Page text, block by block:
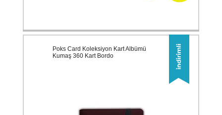
Poks Card Koleksiyon Kart Albümü
Kumaş 360 Kart Bordo